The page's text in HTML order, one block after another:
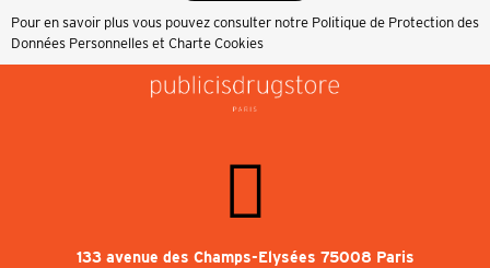
Pour en savoir plus vous pouvez consulter notre Politique de Protection des
Données Personnelles et Charte Cookies
133 avenue des Champs-Elysées 75008 Paris